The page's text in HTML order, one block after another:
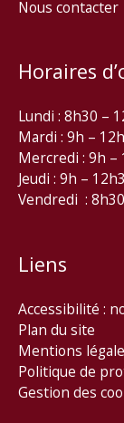
Nous contacter
Horaires
Lundi : 8h30 –
Mardi : 9h –
Mercredi : 9h –
Jeudi : 9h –
Vendredi :
Liens
Accessibilité :
Plan du site
Mentions
Politique de
Gestion des